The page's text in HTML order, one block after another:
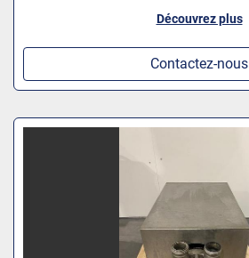
Découvrez plus
Contactez-nous